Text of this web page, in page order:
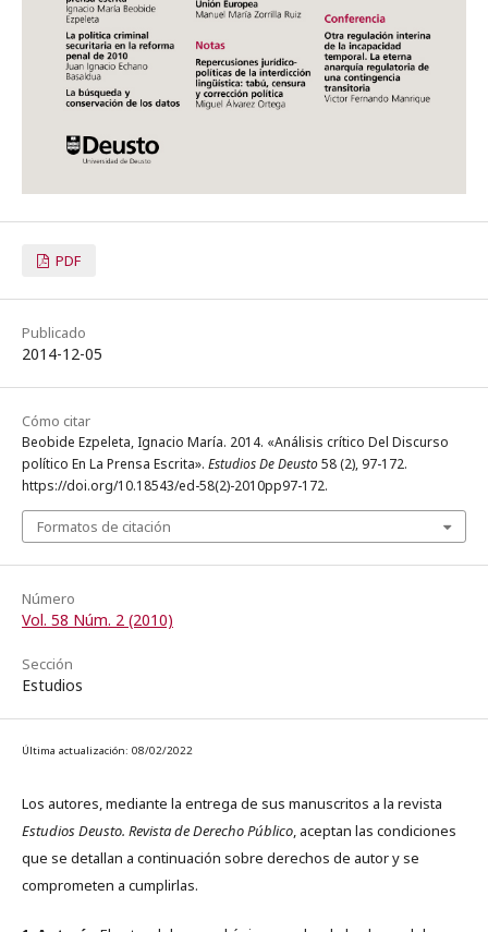
PDF
Publicado
2014-12-05
Cómo citar
Beobide Ezpeleta, Ignacio María. 2014. «Análisis crítico Del Discurso
político En La Prensa Escrita». Estudios De Deusto58 (2), 97-172.
https://doi.org/10.18543/ed-58(2)-2010pp97-172.
Formatos de citación
Número
Vol. 58 Núm. 2 (2010)
Sección
Estudios
Última actualización: 08/02/2022
Los autores, mediante la entrega de sus manuscritos a la revista
Estudios Deusto. Revista de Derecho Público, aceptan las condiciones
que se detallan a continuación sobre derechos de autor y se
comprometen a cumplirlas.